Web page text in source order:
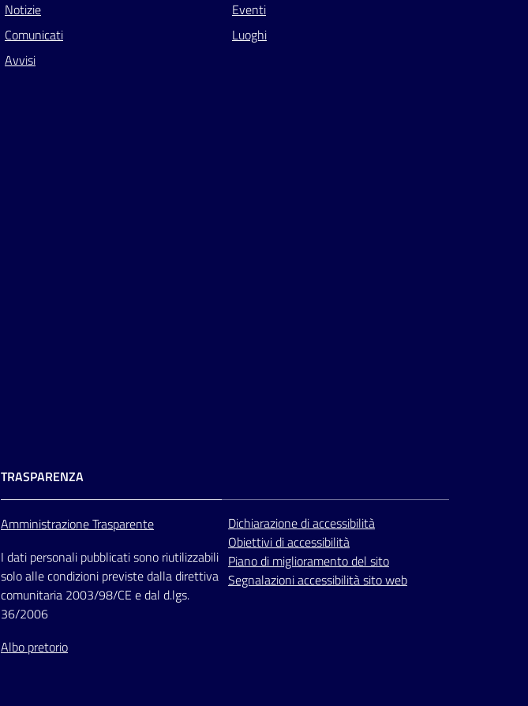
Notizie
Comunicati
Avvisi
Eventi
Luoghi
TRASPARENZA
Amministrazione Trasparente
I dati personali pubblicati sono riutilizzabili
solo alle condizioni previste dalla direttiva
comunitaria 2003/98/CE e dal d.lgs.
36/2006
Albo pretorio
Dichiarazione di accessibilità
Obiettivi di accessibilità
Piano di miglioramento del sito
Segnalazioni accessibilità sito web